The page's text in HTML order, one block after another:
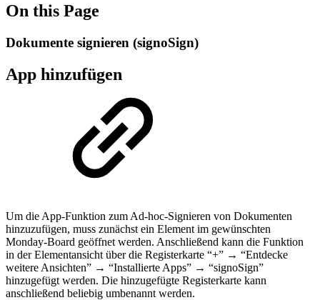
On this Page
Dokumente signieren (signoSign)
App hinzufügen
Um die App-Funktion zum Ad-hoc-Signieren von Dokumenten
hinzuzufügen, muss zunächst ein Element im gewünschten
Monday-Board geöffnet werden. Anschließend kann die Funktion
in der Elementansicht über die Registerkarte “+” → “Entdecke
weitere Ansichten” → “Installierte Apps” → “signoSign”
hinzugefügt werden. Die hinzugefügte Registerkarte kann
anschließend beliebig umbenannt werden.